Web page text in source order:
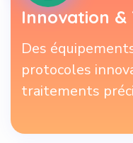
Innovation &
Des
protocoles
traitements